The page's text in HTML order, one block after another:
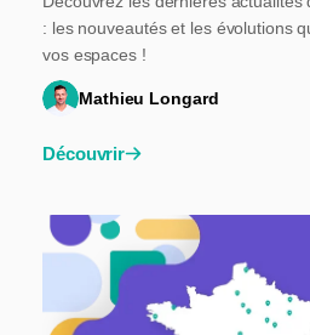
: les nouveautés et les évolutions
vos espaces !
Mathieu Longard
Découvrir